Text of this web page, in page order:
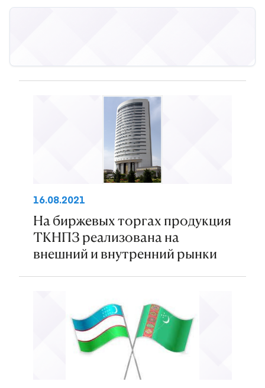
16.08.2021
На биржевых торгах продукция
ТКНПЗ реализована на
внешний и внутренний рынки